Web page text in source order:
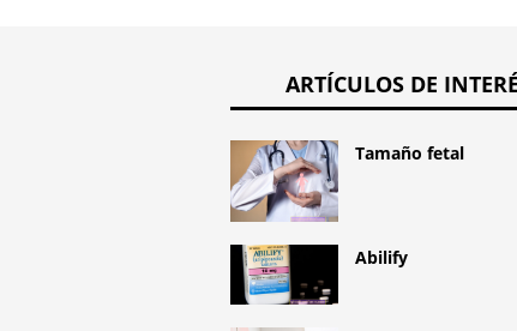
ARTÍCULOS DE
Tamaño fetal
Abilify